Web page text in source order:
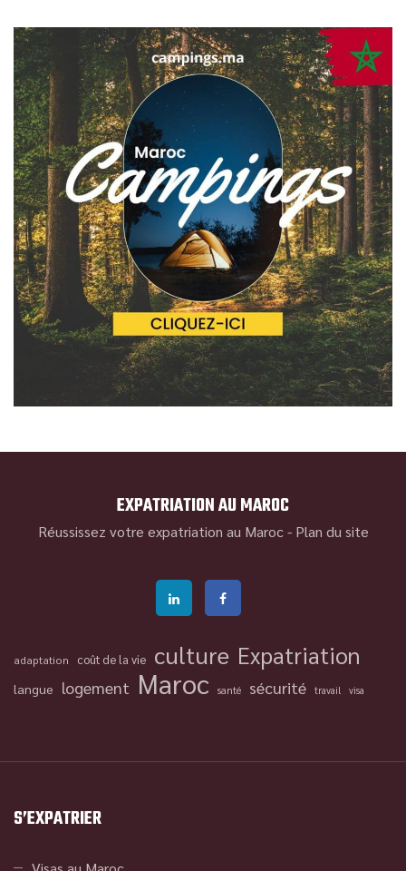
EXPATRIATION AU MAROC
Réussissez votre expatriation au Maroc - Plan du site
adaptation coût de la vie culture Expatriation
langue logement Maroc santé sécurité travail visa
S’EXPATRIER